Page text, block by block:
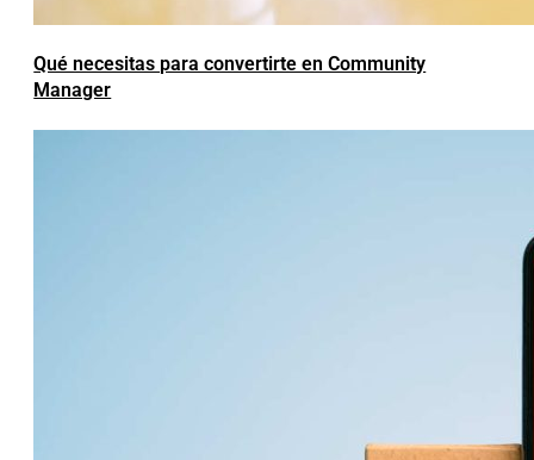
Qué necesitas para convertirte en Community
Manager